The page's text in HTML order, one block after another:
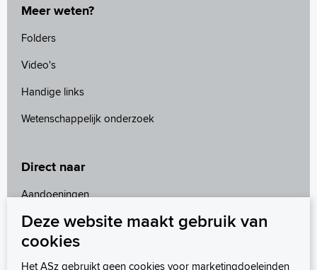
Meer weten?
Folders
Video's
Handige links
Wetenschappelijk onderzoek
Direct naar
Aandoeningen
Leefstijl en preventie
Het behandelteam
Deze website maakt gebruik van
cookies
Het ASz gebruikt geen cookies voor marketingdoeleinden